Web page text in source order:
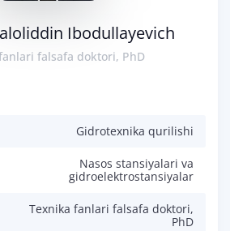
Ibodullayevich
falsafa doktori, PhD
Gidrotexnika qurilishi
Nasos stansiyalari va
gidroelektrostansiyalar
Texnika fanlari falsafa doktori,
PhD